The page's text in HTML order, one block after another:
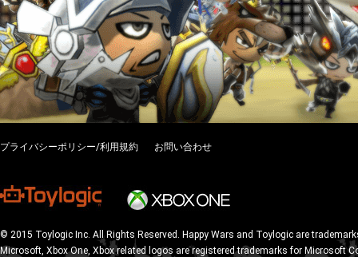
プライバシーポリシー/利用規約 お問い合わせ
© 2015 Toylogic Inc. All Rights Reserved. Happy Wars and Toylogic are
Microsoft, Xbox One, Xbox related logos are registered trademarks for Microsoft